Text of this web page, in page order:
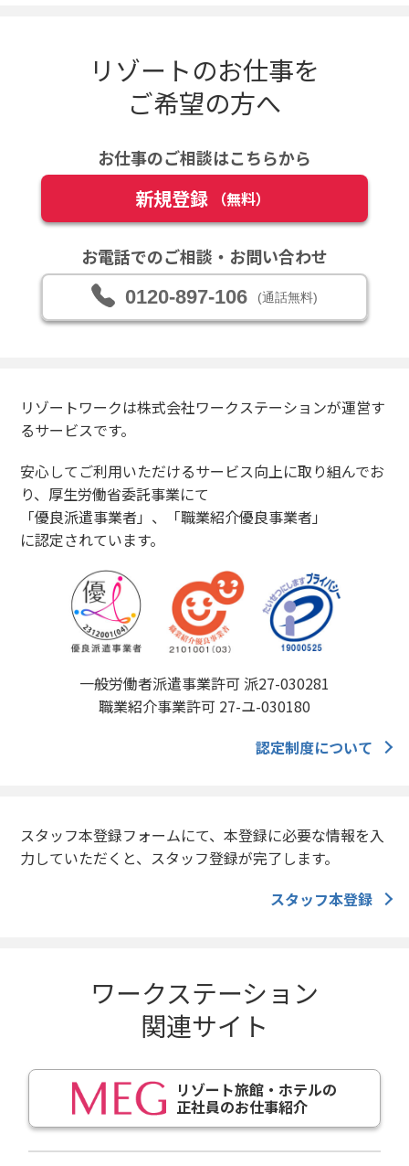
リゾートのお仕事を
ご希望の方へ
お仕事のご相談はこちらから
新規登録 （無料）
お電話でのご相談・お問い合わせ
0120-897-106 (通話無料)
リゾートワークは株式会社ワークステーションが運営す
るサービスです。
安心してご利用いただけるサービス向上に取り組んでお
り、厚生労働省委託事業にて
「優良派遣事業者」、「職業紹介優良事業者」
に認定されています。
一般労働者派遣事業許可 派27-030281
職業紹介事業許可 27-ユ-030180
認定制度について
スタッフ本登録フォームにて、本登録に必要な情報を入
力していただくと、スタッフ登録が完了します。
スタッフ本登録
ワークステーション
関連サイト
リゾート旅館・ホテルの
正社員のお仕事紹介